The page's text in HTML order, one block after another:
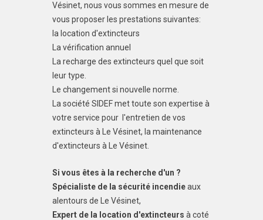
Vésinet, nous vous sommes en mesure de
vous proposer les prestations suivantes:
la location d'extincteurs
La vérification annuel
La recharge des extincteurs quel que soit
leur type.
Le changement si nouvelle norme.
La société SIDEF met toute son expertise à
votre service pour l'entretien de vos
extincteurs à Le Vésinet, la maintenance
d'extincteurs à Le Vésinet.
Si vous êtes à la recherche d'un ?
Spécialiste de la sécurité incendieaux
alentours de Le Vésinet,
Expert de la location d'extincteurs à coté